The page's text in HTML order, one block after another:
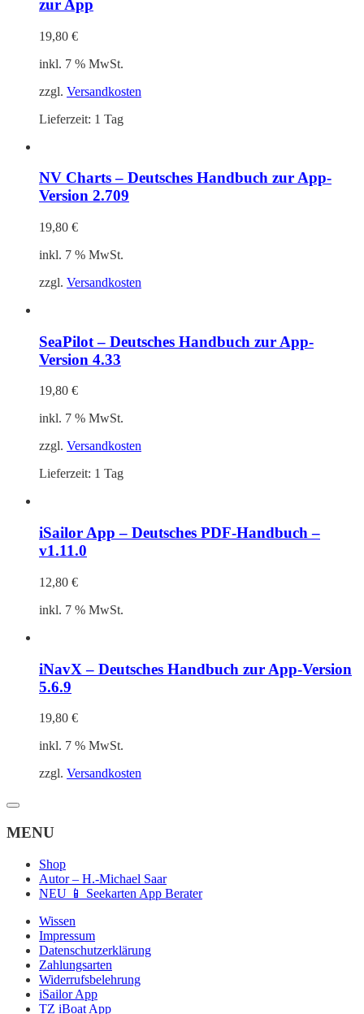
zur App
19,80 €
inkl. 7 % MwSt.
zzgl. Versandkosten
Lieferzeit: 1 Tag
NV Charts – Deutsches Handbuch zur App-
Version 2.709
19,80 €
inkl. 7 % MwSt.
zzgl. Versandkosten
SeaPilot – Deutsches Handbuch zur App-
Version 4.33
19,80 €
inkl. 7 % MwSt.
zzgl. Versandkosten
Lieferzeit: 1 Tag
iSailor App – Deutsches PDF-Handbuch –
v1.11.0
12,80 €
inkl. 7 % MwSt.
iNavX – Deutsches Handbuch zur App-Version
5.6.9
19,80 €
inkl. 7 % MwSt.
zzgl. Versandkosten
MENU
Shop
Autor – H.-Michael Saar
NEU 📱 Seekarten App Berater
Wissen
Impressum
Datenschutzerklärung
Zahlungsarten
Widerrufsbelehrung
iSailor App
TZ iBoat App